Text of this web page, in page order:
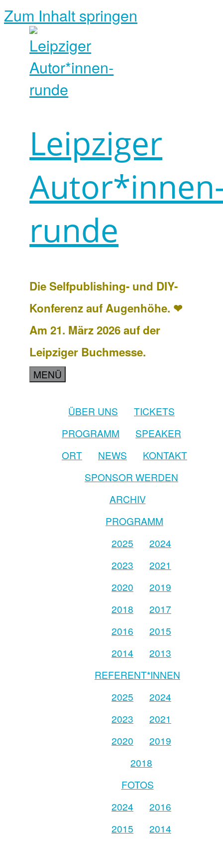
Zum Inhalt springen
Leipziger
runde
Die Selfpublishing- und DIY-
Konferenz auf Augenhöhe. ❤
Am 21. März 2026 auf der
Leipziger Buchmesse.
MENÜ
ÜBER UNS
TICKETS
PROGRAMM
SPEAKER
ORT
NEWS
KONTAKT
SPONSOR WERDEN
ARCHIV
PROGRAMM
2025
2024
2023
2021
2020
2019
2018
2017
2016
2015
2014
2013
REFERENT*INNEN
2025
2024
2023
2021
2020
2019
2018
FOTOS
2024
2016
2015
2014